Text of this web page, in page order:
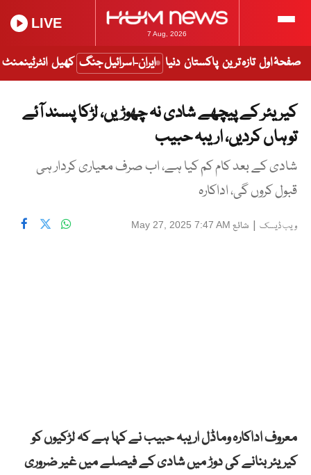
7 Aug, 2026
LIVE
صفحۂ اول تازہ ترین پاکستان دنیا ایران-اسرائیل جنگ کھیل انٹرٹینمنٹ
کیریئر کے پیچھے شادی نہ چھوڑیں، لڑکا پسند آئے
تو ہاں کردیں، اریبہ حبیب
شادی کے بعد کام کم کیا ہے، اب صرف معیاری کردار ہی
قبول کروں گی، اداکارہ
ویب ڈیسک | شائع May 27, 2025 7:47 AM
معروف اداکارہ وماڈل اریبہ حبیب نے کہا ہے کہ لڑکیوں کو
کیریئر بنانے کی دوڑ میں شادی کے فیصلے میں غیر ضروری